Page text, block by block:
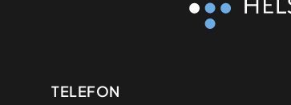
Kontaktinformasjon
TELEFON